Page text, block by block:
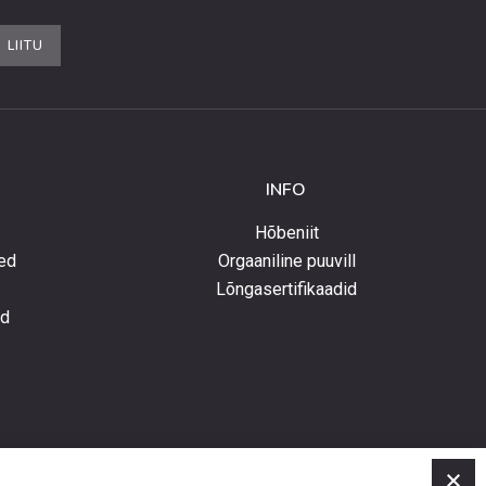
LIITU
INFO
Hõbeniit
Orgaaniline puuvill
Lõngasertifikaadid